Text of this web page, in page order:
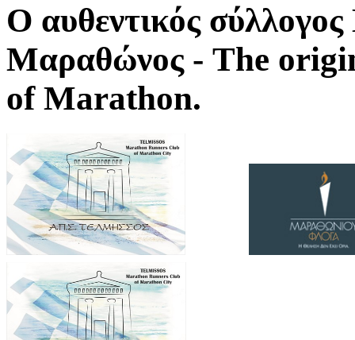
Ο αυθεντικός
Μαραθώνος - The
of Marathon.